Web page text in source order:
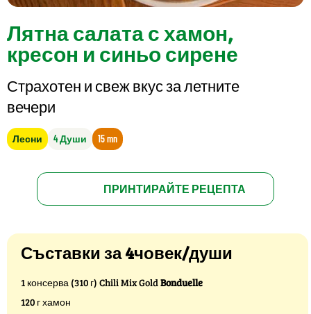
Лятна салата с хамон,
кресон и синьо сирене
Страхотен и свеж вкус за летните
вечери
Лесни 4 Души 15 mn
ПРИНТИРАЙТЕ РЕЦЕПТА
Съставки за 4човек/души
1 консерва (310 г) Chili Mix GoldBonduelle
120 г хамон